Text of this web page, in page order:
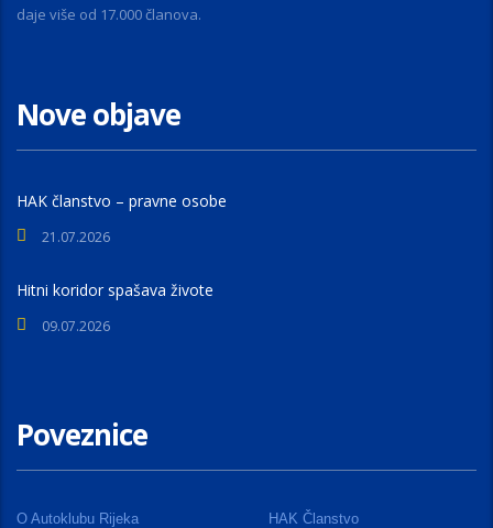
daje više od 17.000 članova.
Nove objave
HAK članstvo – pravne osobe
21.07.2026
Hitni koridor spašava živote
09.07.2026
Poveznice
O Autoklubu Rijeka HAK Članstvo